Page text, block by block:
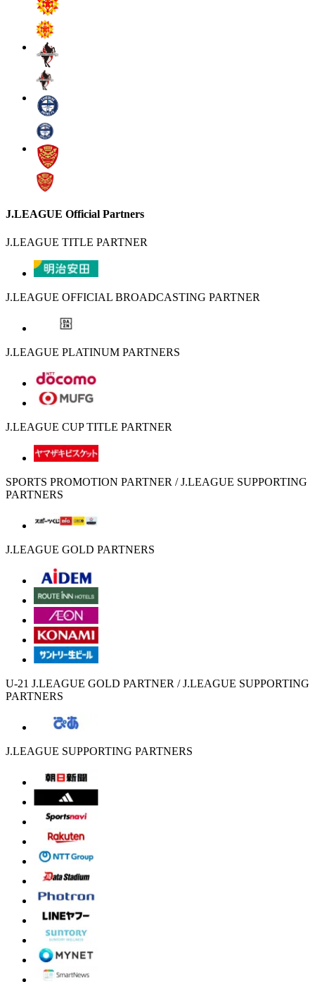
J.LEAGUE Official Partners
J.LEAGUE TITLE PARTNER
J.LEAGUE OFFICIAL BROADCASTING PARTNER
J.LEAGUE PLATINUM PARTNERS
J.LEAGUE CUP TITLE PARTNER
SPORTS PROMOTION PARTNER / J.LEAGUE SUPPORTING
PARTNERS
J.LEAGUE GOLD PARTNERS
U-21 J.LEAGUE GOLD PARTNER / J.LEAGUE SUPPORTING
PARTNERS
J.LEAGUE SUPPORTING PARTNERS